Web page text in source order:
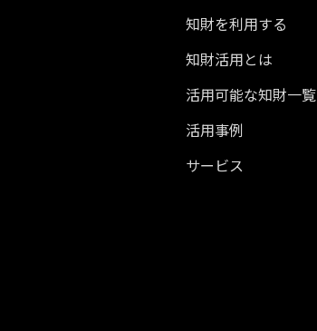
知財を利用する
知財活用とは
活用可能な知財一覧
活用事例
サービス